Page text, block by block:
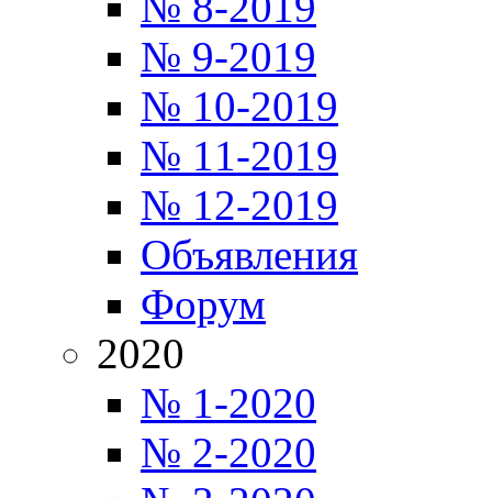
№ 9-2019
№ 10-2019
№ 11-2019
№ 12-2019
Объявления
Форум
2020
№ 1-2020
№ 2-2020